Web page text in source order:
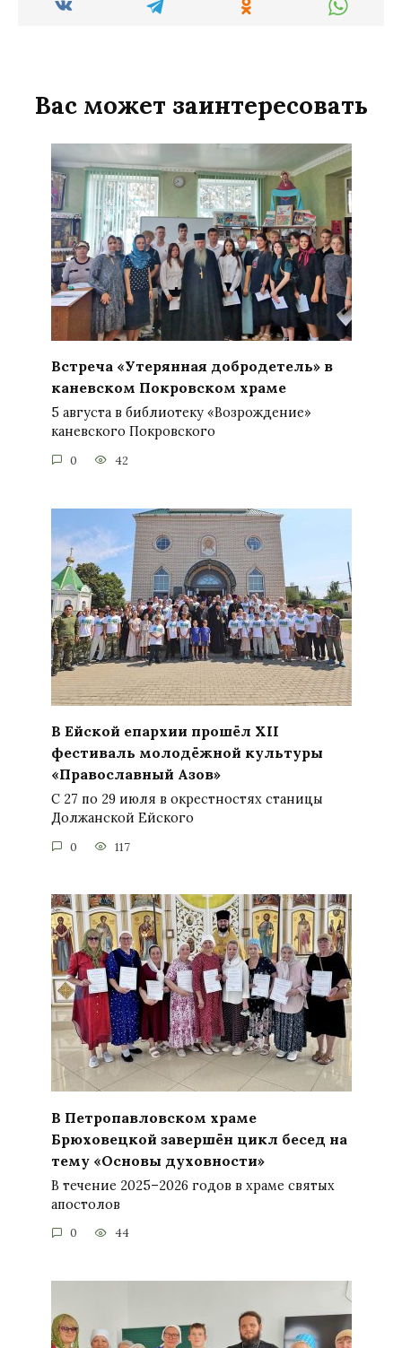
Вас может заинтересовать
Встреча «Утерянная добродетель» в
каневском Покровском храме
5 августа в библиотеку «Возрождение»
каневского Покровского
0 42
В Ейской епархии прошёл XII
фестиваль молодёжной культуры
«Православный Азов»
С 27 по 29 июля в окрестностях станицы
Должанской Ейского
0 117
В Петропавловском храме
Брюховецкой завершён цикл бесед на
тему «Основы духовности»
В течение 2025–2026 годов в храме святых
апостолов
0 44